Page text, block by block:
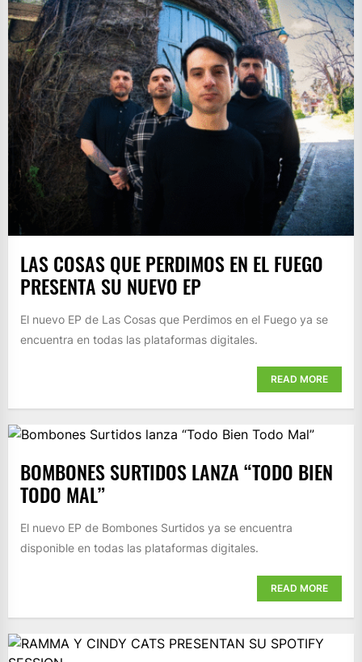
LAS COSAS QUE PERDIMOS EN EL FUEGO
PRESENTA SU NUEVO EP
El nuevo EP de Las Cosas que Perdimos en el Fuego ya se
encuentra en todas las plataformas digitales.
READ MORE
BOMBONES SURTIDOS LANZA “TODO BIEN
TODO MAL”
El nuevo EP de Bombones Surtidos ya se encuentra
disponible en todas las plataformas digitales.
READ MORE